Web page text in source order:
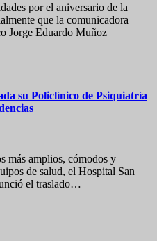
por el aniversario de la
que la comunicadora
Jorge Eduardo Muñoz
su Policlínico de Psiquiatría
más amplios, cómodos y
de salud, el Hospital San
el traslado…